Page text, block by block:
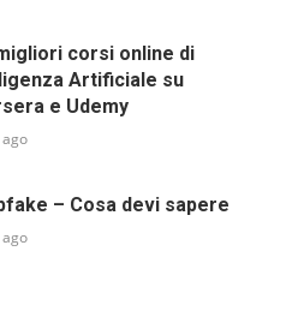
corsi online di
Artificiale su
e Udemy
– Cosa devi sapere